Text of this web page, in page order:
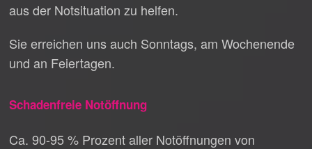
aus der Notsituation zu helfen.
Sie erreichen uns auch Sonntags, am Wochenende
und an Feiertagen.
Schadenfreie Notöffnung
Ca. 90-95 % Prozent aller Notöffnungen von